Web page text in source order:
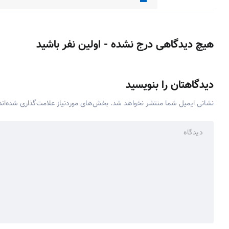
هیچ دیدگاهی درج نشده - اولین نفر باشید
دیدگاهتان را بنویسید
نشانی ایمیل شما منتشر نخواهد شد. بخش‌های موردنیاز علامت‌گذاری